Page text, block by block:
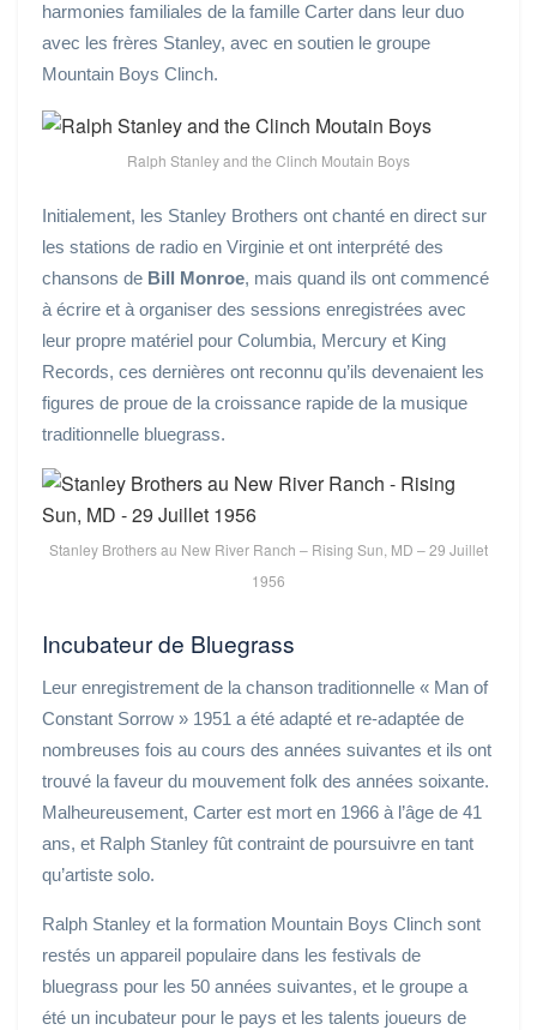
harmonies familiales de la famille Carter dans leur duo
avec les frères Stanley, avec en soutien le groupe
Mountain Boys Clinch.
Ralph Stanley and the Clinch Moutain Boys
Initialement, les Stanley Brothers ont chanté en direct sur
les stations de radio en Virginie et ont interprété des
chansons de Bill Monroe, mais quand ils ont commencé
à écrire et à organiser des sessions enregistrées avec
leur propre matériel pour Columbia, Mercury et King
Records, ces dernières ont reconnu qu’ils devenaient les
figures de proue de la croissance rapide de la musique
traditionnelle bluegrass.
Stanley Brothers au New River Ranch – Rising Sun, MD – 29 Juillet
1956
Incubateur de Bluegrass
Leur enregistrement de la chanson traditionnelle « Man of
Constant Sorrow » 1951 a été adapté et re-adaptée de
nombreuses fois au cours des années suivantes et ils ont
trouvé la faveur du mouvement folk des années soixante.
Malheureusement, Carter est mort en 1966 à l’âge de 41
ans, et Ralph Stanley fût contraint de poursuivre en tant
qu’artiste solo.
Ralph Stanley et la formation Mountain Boys Clinch sont
restés un appareil populaire dans les festivals de
bluegrass pour les 50 années suivantes, et le groupe a
été un incubateur pour le pays et les talents joueurs de